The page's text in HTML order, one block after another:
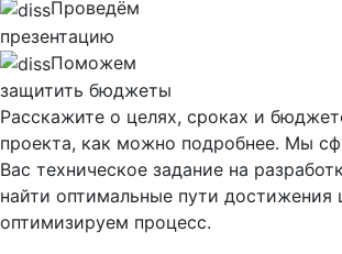
Проведём
презентацию
Поможем
защитить бюджеты
Расскажите о целях, сроках и
проекта, как можно подробнее. Мы
Вас техническое задание на
найти оптимальные пути достижения
оптимизируем процесс.